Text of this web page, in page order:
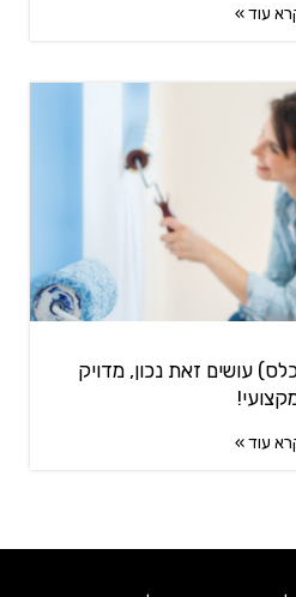
עוד »
עושים זאת נכון, מדויק
עוד »